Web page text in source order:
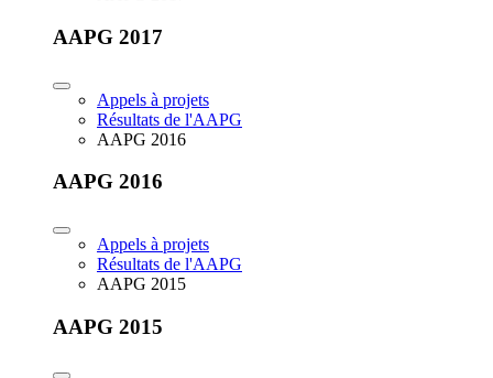
AAPG 2017
Appels à projets
Résultats de l'AAPG
AAPG 2016
AAPG 2016
Appels à projets
Résultats de l'AAPG
AAPG 2015
AAPG 2015